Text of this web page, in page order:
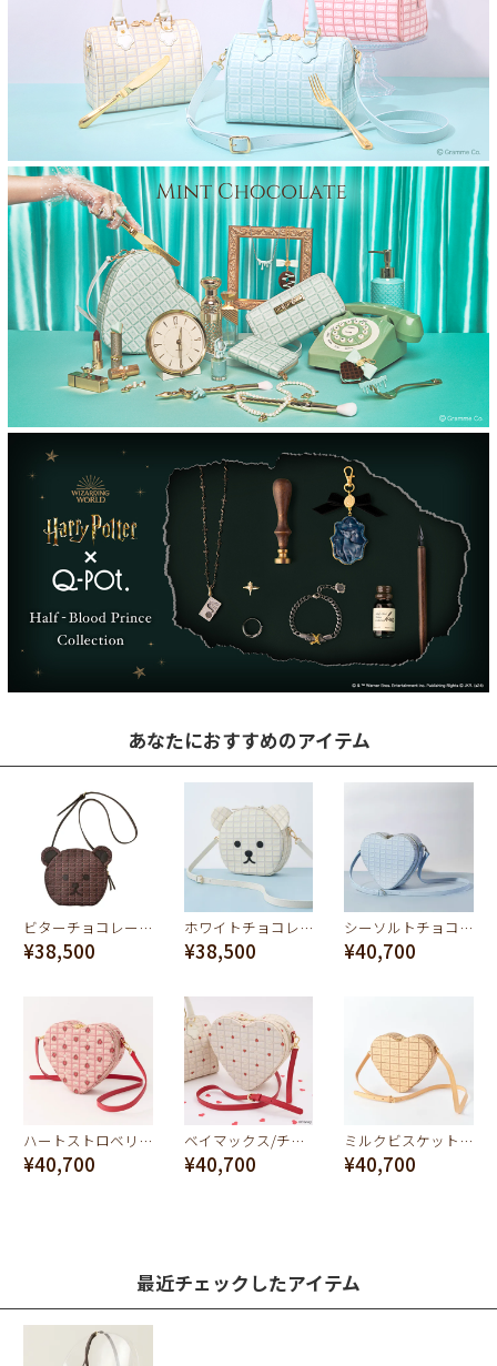
あなたにおすすめのアイテム
ビターチョコレート・ベアー クロスボディーバッグ
¥38,500
ホワイトチョコレート・ベアー クロスボディーバッグ
¥38,500
シーソルトチョコレート ハートクロスボディーバッグ
¥40,700
ハートストロベリーチョコレート ハートクロスボディーバッグ
¥40,700
ベイマックス/チョコレート ハート クロス ボディバッグ
¥40,700
ミルクビスケット ハートクロスボディーバッグ
¥40,700
最近チェックしたアイテム